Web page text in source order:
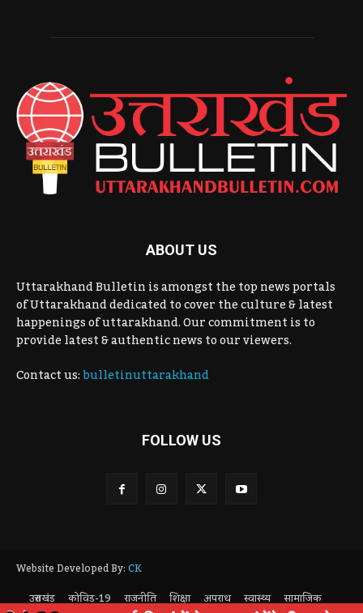
ABOUT US
Uttarakhand Bulletin is amongst the top news portals
of Uttarakhand dedicated to cover the culture & latest
happenings of uttarakhand. Our commitment is to
provide latest & authentic news to our viewers.
Contact us:bulletinuttarakhand
FOLLOW US
Website Developed By:CK
उत्तराखंड
कोविड-19 राजनीति शिक्षा अपराध स्वास्थ्य
सामाजिक